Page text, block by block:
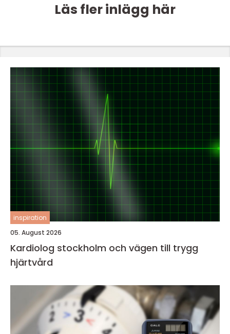
Läs fler inlägg här
inspiration
05. August 2026
Kardiolog stockholm och vägen till trygg
hjärtvård